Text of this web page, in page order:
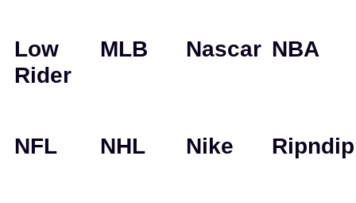
Low
Rider
MLB Nascar NBA
NFL NHL Nike Ripndip